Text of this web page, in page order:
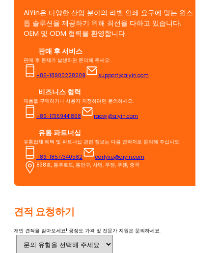
AiYin은 다양한 산업 분야의 라벨 인쇄 요구에 맞는 원스
톱 솔루션을 제공하기 위해 최선을 다하고 있습니다.
OEM 및 ODM 협력을 환영합니다.
판매 후 서비스
판매 후 문제가 발생하면 문의해 주세요:
+86-18900228209 support@aiyin.com
비즈니스 협력
제품을 구매하거나 사용자 지정하려면 문의하세요:
+86-17359441868 raowj@aiyin.com
유통 파트너십
유통업체 혜택 및 파트너십 관련 정보는 다음 연락처로 문의해 주십시오:
+86-18577340582
carlyxu@aiyin.com
838호, 통푸로드, 통안구, 샤먼, 푸젠, 푸젠, 중국
견적 요청하기
개인 견적을 받아보세요! 공장도 가격 및 전문가 지원은 문의하세요.